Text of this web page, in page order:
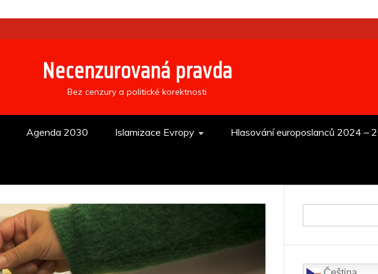
Necenzurovaná pravda
Bez cenzury a politické korektnosti
Agenda 2030 Islamizace Evropy Hlasování europoslanců 2024 –